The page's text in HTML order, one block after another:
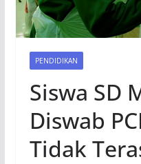
PENDIDIKAN
Siswa SD
Diswab
Tidak